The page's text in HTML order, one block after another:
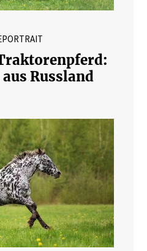
Russland